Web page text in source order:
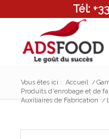
Tél:
Vous êtes ici : Accueil /
Produits d'enrobage et de
Auxiliaires de Fabrication /